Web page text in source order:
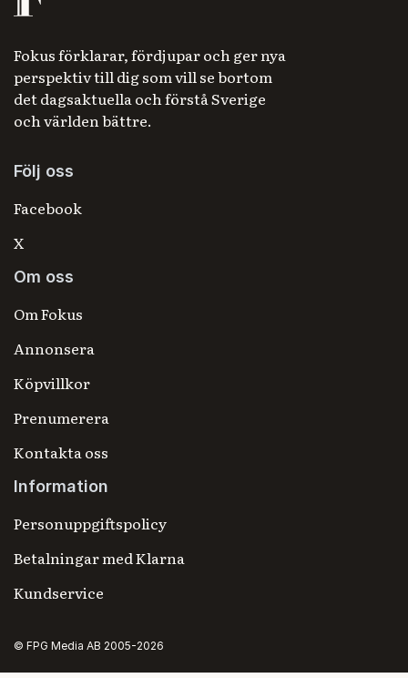
Fokus förklarar, fördjupar och ger nya
perspektiv till dig som vill se bortom
det dagsaktuella och förstå Sverige
och världen bättre.
Följ oss
Facebook
X
Om oss
Om Fokus
Annonsera
Köpvillkor
Prenumerera
Kontakta oss
Information
Personuppgiftspolicy
Betalningar med Klarna
Kundservice
© FPG Media AB 2005-2026